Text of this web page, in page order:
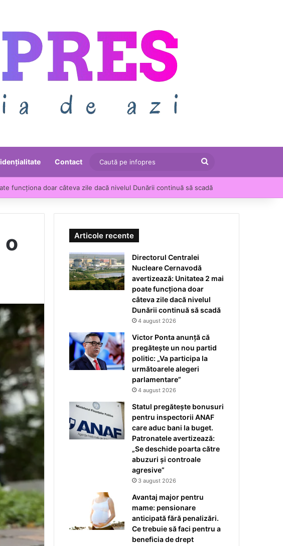
Contact
Caută
pe
infopres
funcționa doar câteva zile dacă nivelul Dunării continuă să scadă
o
Articole recente
Directorul Centralei
Nucleare Cernavodă
avertizează: Unitatea 2 mai
poate funcționa doar
câteva zile dacă nivelul
Dunării continuă să scadă
4 august 2026
Victor Ponta anunță că
pregătește un nou partid
politic: „Va participa la
următoarele alegeri
parlamentare”
4 august 2026
Statul pregătește bonusuri
pentru inspectorii ANAF
care aduc bani la buget.
Patronatele avertizează:
„Se deschide poarta către
abuzuri și controale
agresive”
3 august 2026
Avantaj major pentru
mame: pensionare
anticipată fără penalizări.
Ce trebuie să faci pentru a
beneficia de drept